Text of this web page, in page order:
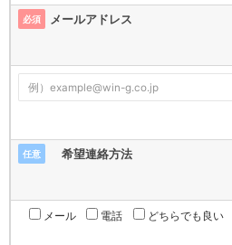
必須 メールアドレス
任意 希望連絡方法
メール 電話 どちらでも良い